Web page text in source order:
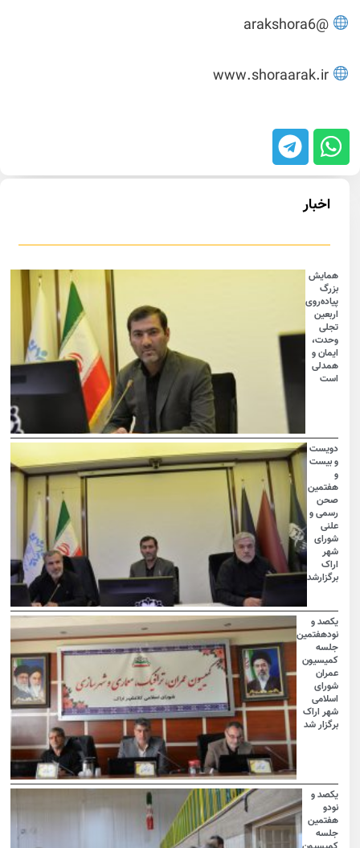
@arakshora6
www.shoraarak.ir
اخبار
همایش
بزرگ
پیاده‌روی
اربعین
تجلی
وحدت،
ایمان و
همدلی
است
دویست
و بیست
هفتمین
صحن
رسمی و
علنی
شورای
شهر
اراک
برگزارشد
یکصد و
نودهفتمین
جلسه
کمیسیون
عمران
شورای
اسلامی
شهر اراک
برگزار شد
یکصد و
نودو
هفتمین
جلسه